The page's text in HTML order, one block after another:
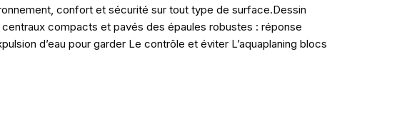
confort et sécurité sur tout type de surface.Dessin
compacts et pavés des épaules robustes : réponse
d’eau pour garder Le contrôle et éviter L’aquaplaning blocs